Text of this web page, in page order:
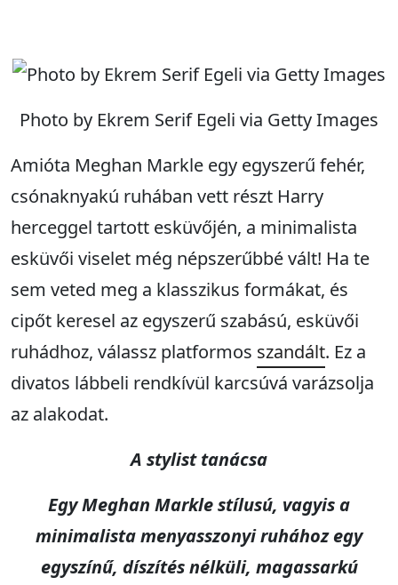
Photo by Ekrem Serif Egeli via Getty Images
Amióta Meghan Markle egy egyszerű fehér,
csónaknyakú ruhában vett részt Harry
herceggel tartott esküvőjén, a minimalista
esküvői viselet még népszerűbbé vált! Ha te
sem veted meg a klasszikus formákat, és
cipőt keresel az egyszerű szabású, esküvői
ruhádhoz, válassz platformos szandált. Ez a
divatos lábbeli rendkívül karcsúvá varázsolja
az alakodat.
A stylist tanácsa
Egy Meghan Markle stílusú, vagyis a
minimalista menyasszonyi ruhához egy
egyszínű, díszítés nélküli, magassarkú